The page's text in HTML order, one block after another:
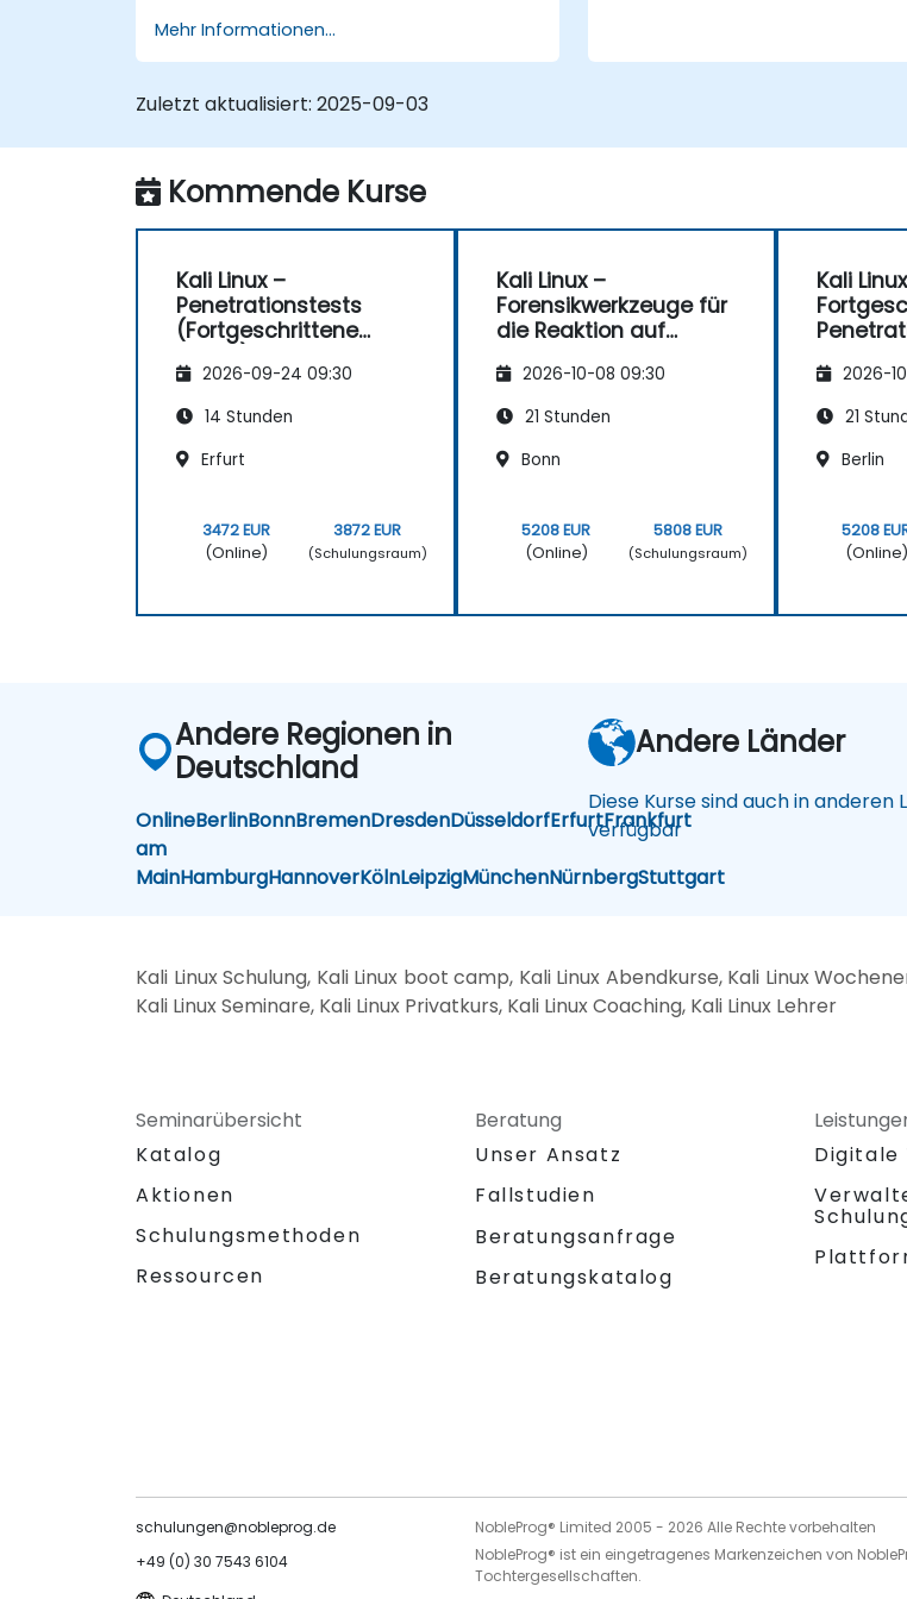
Mehr Informationen...
Zuletzt aktualisiert: 2025-09-03
Kommende Kurse
Kali Linux –
Penetrationstests
(Fortgeschrittene
2026-09-24 09:30
14 Stunden
Erfurt
3472 EUR
(Online)
3872 EUR
(Schulungsraum)
Kali Linux –
Forensikwerkzeuge für
die Reaktion auf
2026-10-08 09:30
21 Stunden
Bonn
5208 EUR
(Online)
5808 EUR
(Schulungsraum)
Kali
2026-
21
Berlin
5208
(Online)
Andere Regionen in
Deutschland
OnlineBerlinBonnBremenDresdenDüsseldorfErfurtFrankfurt
am
MainHamburgHannoverKölnLeipzigMünchenNürnbergStuttgart
Andere Länder
Diese Kurse sind auch in anderen
verfügbar
Kali Linux Schulung, Kali Linux boot camp, Kali Linux Abendkurse, Kali Linux
Kali Linux Seminare, Kali Linux Privatkurs, Kali Linux Coaching, Kali Linux Lehrer
Seminarübersicht
Katalog
Aktionen
Schulungsmethoden
Ressourcen
Beratung
Unser Ansatz
Fallstudien
Beratungsanfrage
Beratungskatalog
Digitale
schulungen@nobleprog.de
+49 (0) 30 7543 6104
NobleProg® Limited 2005 - 2026 Alle Rechte vorbehalten
NobleProg® ist ein eingetragenes Markenzeichen von
Tochtergesellschaften.